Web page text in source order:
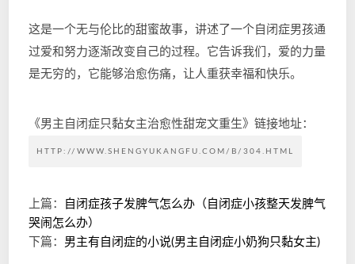
这是一个无与伦比的甜蜜故事，讲述了一个自闭症男孩通
过爱和努力逐渐改变自己的过程。它告诉我们，爱的力量
是无穷的，它能够治愈伤痛，让人重获幸福和快乐。
《男主自闭症只黏女主治愈性甜宠文重生》链接地址：
HTTP://WWW.SHENGYUKANGFU.COM/B/304.HTML
上篇：
自闭症孩子发脾气怎么办（自闭症小孩整天发脾气
哭闹怎么办）
下篇： 男主有自闭症的小说(男主自闭症小奶狗只黏女主)